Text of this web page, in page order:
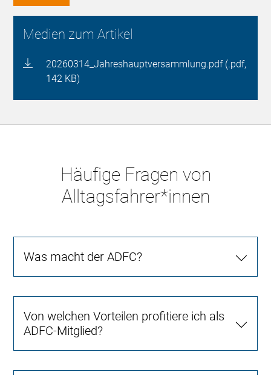
Medien zum Artikel
20260314_Jahreshauptversammlung.pdf (.pdf,
142 KB)
Häufige Fragen von
Alltagsfahrer*innen
Was macht der ADFC?
Von welchen Vorteilen profitiere ich als
ADFC-Mitglied?